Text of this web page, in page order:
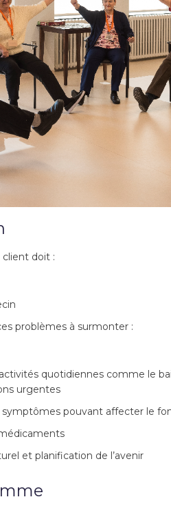
client doit :
problèmes à surmonter :
quotidiennes comme le
urgentes
symptômes pouvant affecter le
et planification de l’avenir